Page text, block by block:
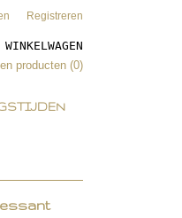
Registreren
WINKELWAGEN
producten (0)